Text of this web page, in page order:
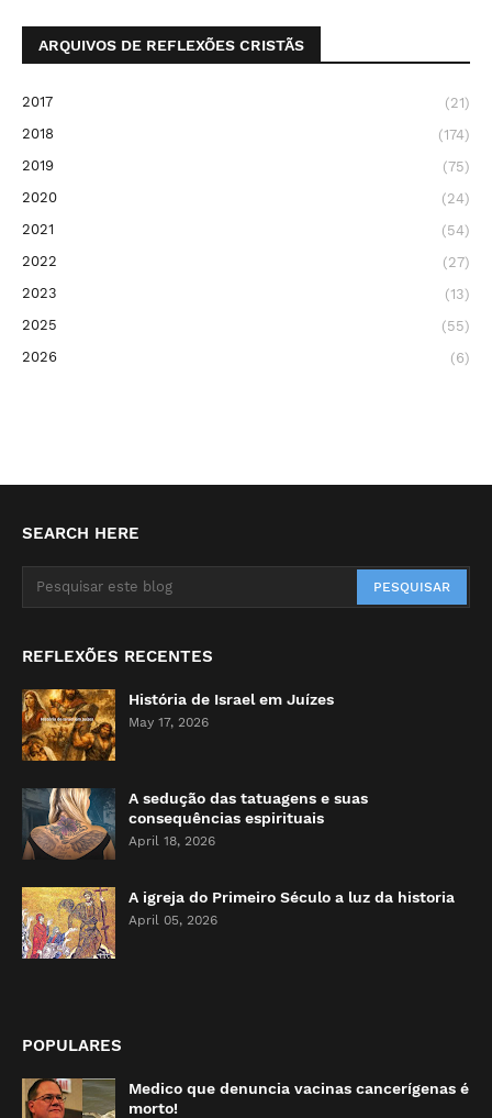
ARQUIVOS DE REFLEXÕES CRISTÃS
2017
(21)
2018
(174)
2019
(75)
2020
(24)
2021
(54)
2022
(27)
2023
(13)
2025
(55)
2026
(6)
SEARCH HERE
REFLEXÕES RECENTES
História de Israel em Juízes
May 17, 2026
A sedução das tatuagens e suas
consequências espirituais
April 18, 2026
A igreja do Primeiro Século a luz da historia
April 05, 2026
POPULARES
Medico que denuncia vacinas cancerígenas é
morto!